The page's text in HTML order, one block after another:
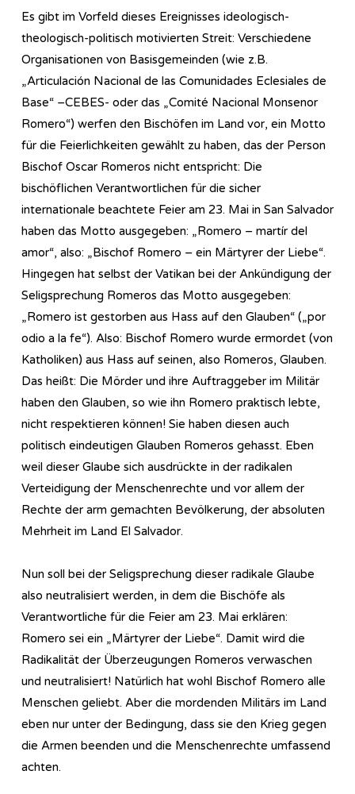
Es gibt im Vorfeld dieses Ereignisses ideologisch-
theologisch-politisch motivierten Streit: Verschiedene
Organisationen von Basisgemeinden (wie z.B.
„Articulación Nacional de las Comunidades Eclesiales de
Base“ –CEBES- oder das „Comité Nacional Monsenor
Romero“) werfen den Bischöfen im Land vor, ein Motto
für die Feierlichkeiten gewählt zu haben, das der Person
Bischof Oscar Romeros nicht entspricht: Die
bischöflichen Verantwortlichen für die sicher
internationale beachtete Feier am 23. Mai in San Salvador
haben das Motto ausgegeben: „Romero – martír del
amor“, also: „Bischof Romero – ein Märtyrer der Liebe“.
Hingegen hat selbst der Vatikan bei der Ankündigung der
Seligsprechung Romeros das Motto ausgegeben:
„Romero ist gestorben aus Hass auf den Glauben“ („por
odio a la fe“). Also: Bischof Romero wurde ermordet (von
Katholiken) aus Hass auf seinen, also Romeros, Glauben.
Das heißt: Die Mörder und ihre Auftraggeber im Militär
haben den Glauben, so wie ihn Romero praktisch lebte,
nicht respektieren können! Sie haben diesen auch
politisch eindeutigen Glauben Romeros gehasst. Eben
weil dieser Glaube sich ausdrückte in der radikalen
Verteidigung der Menschenrechte und vor allem der
Rechte der arm gemachten Bevölkerung, der absoluten
Mehrheit im Land El Salvador.
Nun soll bei der Seligsprechung dieser radikale Glaube
also neutralisiert werden, in dem die Bischöfe als
Verantwortliche für die Feier am 23. Mai erklären:
Romero sei ein „Märtyrer der Liebe“. Damit wird die
Radikalität der Überzeugungen Romeros verwaschen
und neutralisiert! Natürlich hat wohl Bischof Romero alle
Menschen geliebt. Aber die mordenden Militärs im Land
eben nur unter der Bedingung, dass sie den Krieg gegen
die Armen beenden und die Menschenrechte umfassend
achten.